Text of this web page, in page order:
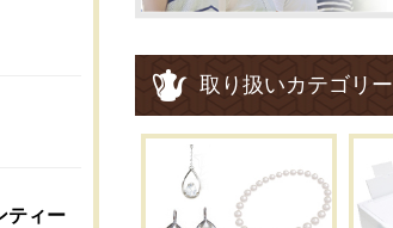
ティー
取り扱いカテゴリー